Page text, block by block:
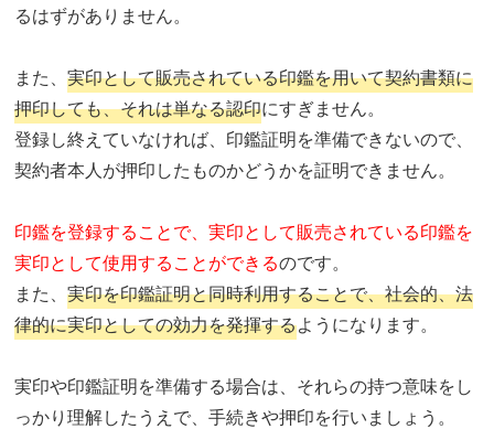
るはずがありません。
また、実印として販売されている印鑑を用いて契約書類に
押印しても、それは単なる認印にすぎません。
登録し終えていなければ、印鑑証明を準備できないので、
契約者本人が押印したものかどうかを証明できません。
印鑑を登録することで、実印として販売されている印鑑を
実印として使用することができるのです。
また、実印を印鑑証明と同時利用することで、社会的、法
律的に実印としての効力を発揮するようになります。
実印や印鑑証明を準備する場合は、それらの持つ意味をし
っかり理解したうえで、手続きや押印を行いましょう。